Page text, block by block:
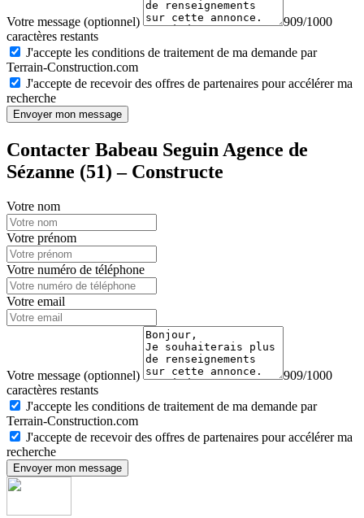
Votre message (optionnel)
909/1000
caractères restants
J'accepte les conditions de traitement de ma demande par
Terrain-Construction.com
J'accepte de recevoir des offres de partenaires pour accélérer ma
recherche
Envoyer mon message
Contacter Babeau Seguin Agence de
Sézanne (51) – Constructe
Votre nom
Votre prénom
Votre numéro de téléphone
Votre email
Votre message (optionnel)
909/1000
caractères restants
J'accepte les conditions de traitement de ma demande par
Terrain-Construction.com
J'accepte de recevoir des offres de partenaires pour accélérer ma
recherche
Envoyer mon message